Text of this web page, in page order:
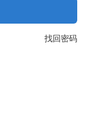
找回密码